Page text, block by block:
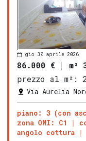
gio 30 aprile 2026
86.000 € | m²
prezzo al m²:
Via Aurelia
piano: 3 (con
zona OMI: C1
angolo cottura